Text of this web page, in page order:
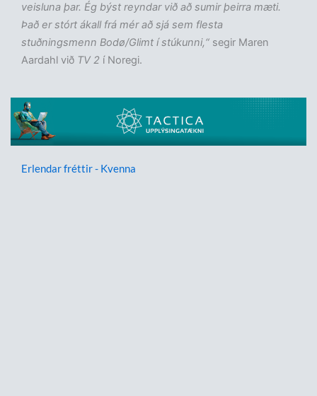
veisluna þar. Ég býst reyndar við að sumir þeirra mæti.
Það er stórt ákall frá mér að sjá sem flesta
stuðningsmenn Bodø/Glimt í stúkunni,“ segir Maren
Aardahl við TV 2 í Noregi.
Erlendar fréttir - Kvenna